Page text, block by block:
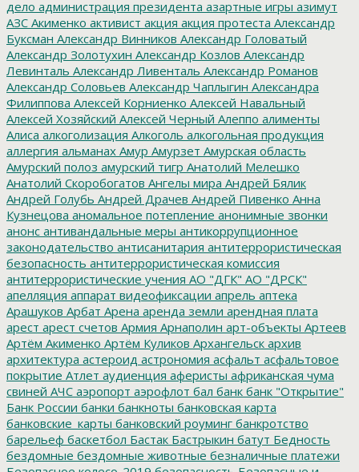
дело администрация президента азартные игры азимут
АЗС Акименко активист акция акция протеста Александр
Буксман Александр Винников Александр Головатый
Александр Золотухин Александр Козлов Александр
Левинталь Александр Ливенталь Александр Романов
Александр Соловьев Александр Чаплыгин Александра
Филиппова Алексей Корниенко Алексей Навальный
Алексей Хозяйский Алексей Черный Алеппо алименты
Алиса алкоголизация Алкоголь алкогольная продукция
аллергия альманах Амур Амурзет Амурская область
Амурский полоз амурский тигр Анатолий Мелешко
Анатолий Скоробогатов Ангелы мира Андрей Бялик
Андрей Голубь Андрей Драчев Андрей Пивенко Анна
Кузнецова аномальное потепление анонимные звонки
анонс антивандальные меры антикоррупционное
законодательство антисанитария антитеррористическая
безопасность антитеррористическая комиссия
антитеррористические учения АО "ДГК" АО "ДРСК"
апелляция аппарат видеофиксации апрель аптека
Арашуков Арбат Арена аренда земли арендная плата
арест арест счетов Армия Арнаполин арт-объекты Артеев
Артём Акименко Артём Куликов Архангельск архив
архитектура астероид астрономия асфальт асфальтовое
покрытие Атлет аудиенция аферисты африканская чума
свиней АЧС аэропорт аэрофлот бал банк банк "Открытие"
Банк России банки банкноты банковская карта
банковские_карты банковский роуминг банкротство
барельеф баскетбол Бастак Бастрыкин батут Бедность
бездомные бездомные животные безналичные платежи